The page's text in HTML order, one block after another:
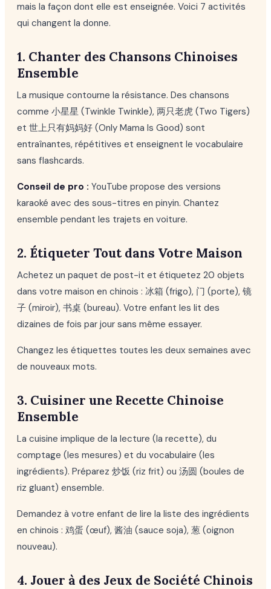
mais la façon dont elle est enseignée. Voici 7 activités
qui changent la donne.
1. Chanter des Chansons Chinoises
Ensemble
La musique contourne la résistance. Des chansons
comme 小星星 (Twinkle Twinkle), 两只老虎 (Two Tigers)
et 世上只有妈妈好 (Only Mama Is Good) sont
entraînantes, répétitives et enseignent le vocabulaire
sans flashcards.
Conseil de pro : YouTube propose des versions
karaoké avec des sous-titres en pinyin. Chantez
ensemble pendant les trajets en voiture.
2. Étiqueter Tout dans Votre Maison
Achetez un paquet de post-it et étiquetez 20 objets
dans votre maison en chinois : 冰箱 (frigo), 门 (porte), 镜
子 (miroir), 书桌 (bureau). Votre enfant les lit des
dizaines de fois par jour sans même essayer.
Changez les étiquettes toutes les deux semaines avec
de nouveaux mots.
3. Cuisiner une Recette Chinoise
Ensemble
La cuisine implique de la lecture (la recette), du
comptage (les mesures) et du vocabulaire (les
ingrédients). Préparez 炒饭 (riz frit) ou 汤圆 (boules de
riz gluant) ensemble.
Demandez à votre enfant de lire la liste des ingrédients
en chinois : 鸡蛋 (œuf), 酱油 (sauce soja), 葱 (oignon
nouveau).
4. Jouer à des Jeux de Société Chinois